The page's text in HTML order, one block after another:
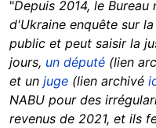
"Depuis 2014, le
d'Ukraine enquête sur
public et peut saisir la
jours, un député (lien
et un juge (lien archivé
NABU pour des
revenus de 2021, et ils